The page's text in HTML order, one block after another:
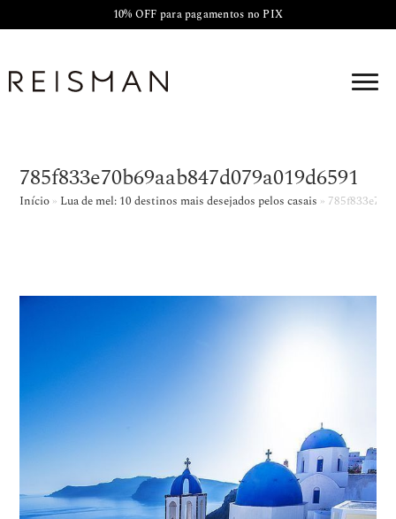
10% OFF para pagamentos no PIX
785f833e70b69aab847d079a019d6591
Início » Lua de mel: 10 destinos mais desejados pelos casais »